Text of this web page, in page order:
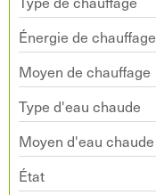
Énergie de chauffage
Moyen de chauffage
Type d'eau chaude
Moyen d'eau chaude
État